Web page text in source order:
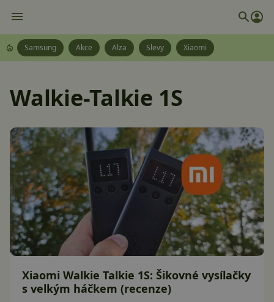
Samsung Akce Alza Slevy Xiaomi
Walkie-Talkie 1S
Xiaomi Walkie Talkie 1S: Šikovné vysílačky
s velkým háčkem (recenze)